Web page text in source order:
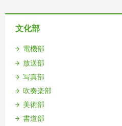
文化部
電機部
放送部
写真部
吹奏楽部
美術部
書道部